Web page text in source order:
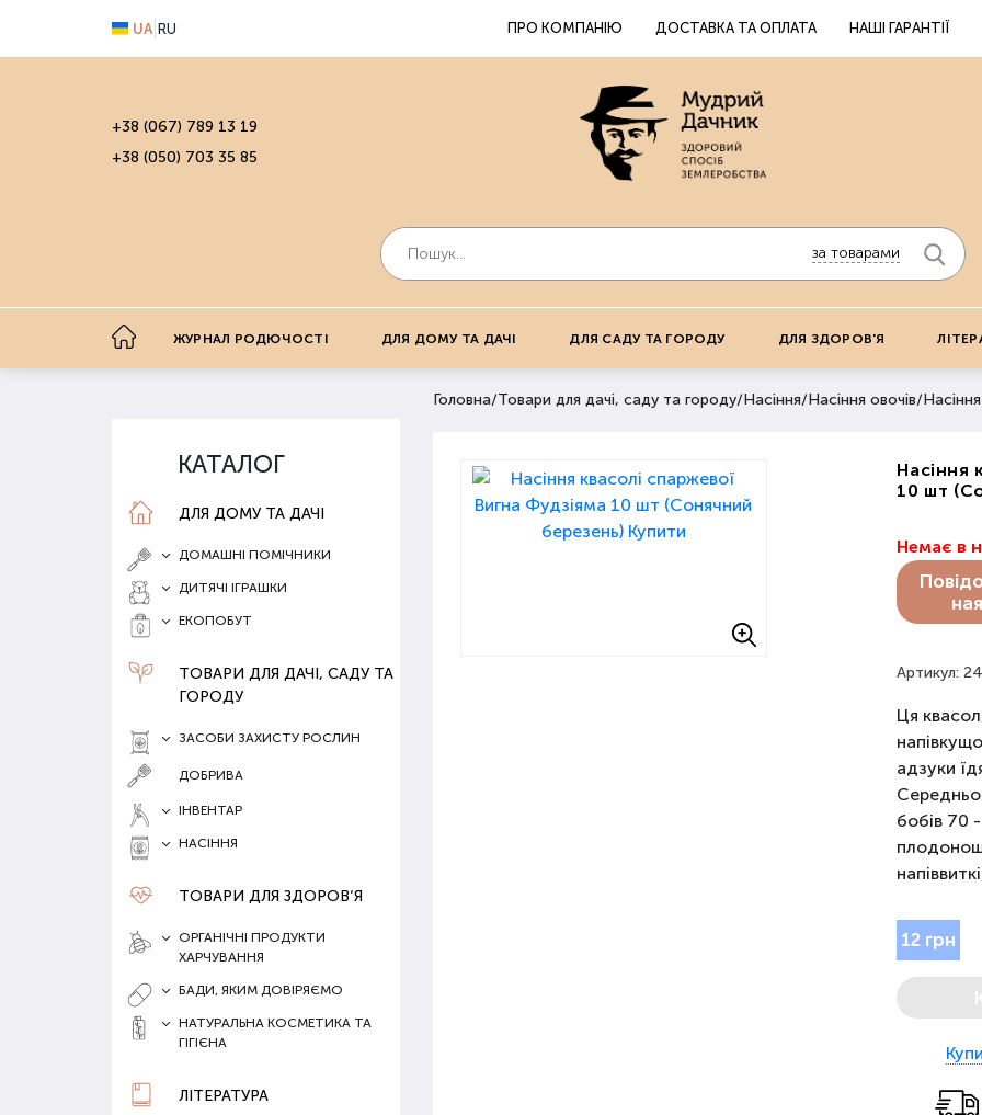
UA RU ПРО КОМПАНІЮ ДОСТАВКА ТА ОПЛАТА НАШІ ГАРАНТІЇ
+38 (067) 789 13 19
+38 (050) 703 35 85
за товарами
ЖУРНАЛ РОДЮЧОСТІ ДЛЯ ДОМУ ТА ДАЧІ ДЛЯ САДУ ТА ГОРОДУ ДЛЯ ЗДОРОВ'Я
КАТАЛОГ
ДЛЯ ДОМУ ТА ДАЧІ
ДОМАШНІ ПОМІЧНИКИ
ДИТЯЧІ ІГРАШКИ
ЕКОПОБУТ
ТОВАРИ ДЛЯ ДАЧІ, САДУ ТА
ГОРОДУ
ЗАСОБИ ЗАХИСТУ РОСЛИН
ДОБРИВА
ІНВЕНТАР
НАСІННЯ
ТОВАРИ ДЛЯ ЗДОРОВ‘Я
ОРГАНІЧНІ ПРОДУКТИ
ХАРЧУВАННЯ
БАДИ, ЯКИМ ДОВІРЯЄМО
НАТУРАЛЬНА КОСМЕТИКА ТА
ГІГІЄНА
ЛІТЕРАТУРА
Головна/Товари для дачі, саду та городу/Насіння/Насіння овочів/
Насіння
10 шт
Немає в
Артикул:
Ця
адзуки
бобів 70
12 грн